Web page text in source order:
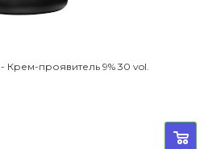
Tigi Copyright Colour Activator - Крем-проявитель 9% 30 vol.